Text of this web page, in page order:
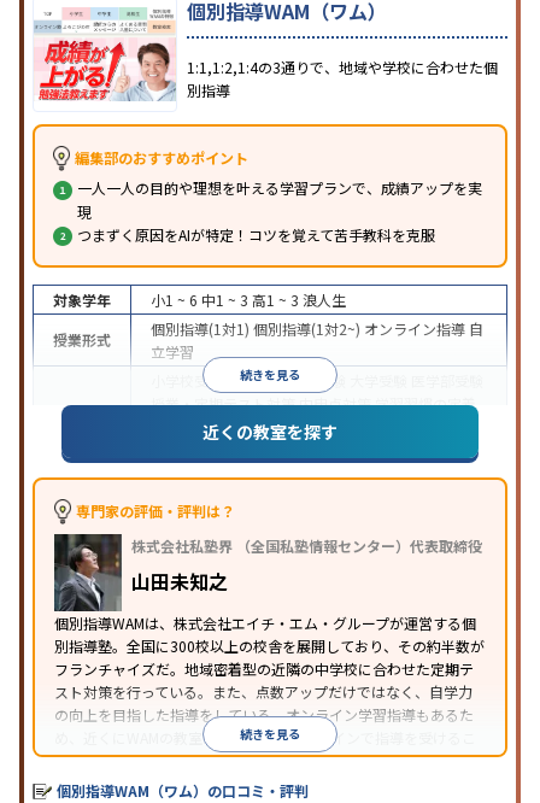
個別指導WAM（ワム）
1:1,1:2,1:4の3通りで、地域や学校に合わせた個
別指導
編集部のおすすめポイント
一人一人の目的や理想を叶える学習プランで、成績アップを実
現
つまずく原因をAIが特定！コツを覚えて苦手教科を克服
続きを見る
対象学年 小1 ~ 6 中1 ~ 3 高1 ~ 3 浪人生
授業形式
個別指導(1対1) 個別指導(1対2~) オンライン指導 自
立学習
小学校受験 中学受験 高校受験
授業・定期テスト対策内申点対策学習習慣の定着
総合型選抜(旧AO)対策推薦入試対策
数学特化
対策英語・英会話特化対策その他科目別特化対策
特徴
中高一貫校生に対応
応
1科目から受講可能
※2023年3月調査。小学校高学年の個別指導塾アンケート調査方法を参
近くの教室を探す
専門家の評価・評判は？
株式会社私塾界 （全国私塾情報センター）代表取締役
山田未知之
個別指導WAMは、株式会社エイチ・エム・グループが運営する個
別指導塾。全国に300校以上の校舎を展開しており、その約半数が
フランチャイズだ。地域密着型の近隣の中学校に合わせた定期テ
スト対策を行っている。また、点数アップだけではなく、自学力
の向上を目指した指導をしている。オンライン学習指導もあるた
め、近くにWAMの教室がなくても、オンラインで指導を受けるこ
とができる。
続きを見る
個別指導WAM（ワム）の口コミ・評判